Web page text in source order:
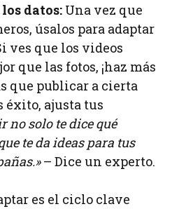
datos: Una vez que
úsalos para adaptar
ves que los videos
que las fotos, ¡haz más
que publicar a cierta
éxito, ajusta tus
no solo te dice qué
te da ideas para tus
– Dice un experto.
es el ciclo clave